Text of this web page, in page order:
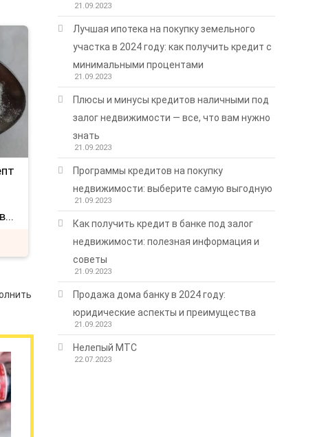
21.09.2023
Лучшая ипотека на покупку земельного
участка в 2024 году: как получить кредит с
минимальными процентами
21.09.2023
Плюсы и минусы кредитов наличными под
залог недвижимости — все, что вам нужно
знать
21.09.2023
Программы кредитов на покупку
недвижимости: выберите самую выгодную
21.09.2023
Как получить кредит в банке под залог
недвижимости: полезная информация и
советы
21.09.2023
Продажа дома банку в 2024 году:
юридические аспекты и преимущества
21.09.2023
Нелепый МТС
22.07.2023